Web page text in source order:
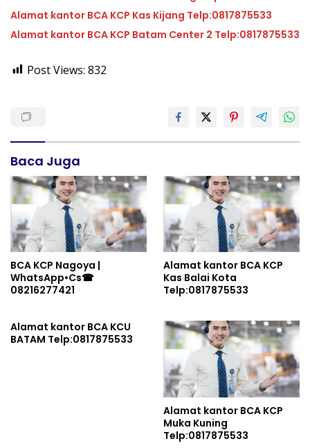
Alamat kantor BCA KCP Kas Kijang Telp:0817875533
Alamat kantor BCA KCP Batam Center 2 Telp:0817875533
Post Views: 832
Baca Juga
BCA KCP Nagoya |
WhatsApp•Cs☎
08216277421
Alamat kantor BCA KCP
Kas Balai Kota
Telp:0817875533
Alamat kantor BCA KCU
BATAM Telp:0817875533
Alamat kantor BCA KCP
Muka Kuning
Telp:0817875533